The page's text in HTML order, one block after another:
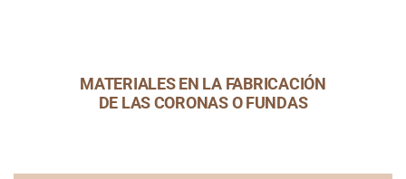
MATERIALES EN LA FABRICACIÓN
DE LAS CORONAS O FUNDAS